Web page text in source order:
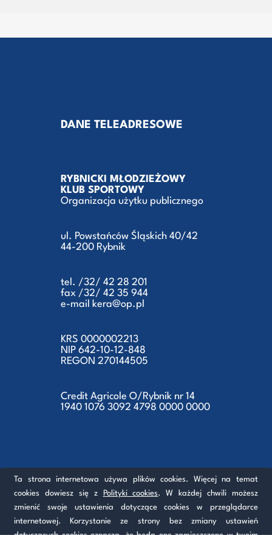
DANE TELEADRESOWE
RYBNICKI MŁODZIEŻOWY
KLUB SPORTOWY
Organizacja użytku publicznego
ul. Powstańców Śląskich 40/42
44-200 Rybnik
tel. /32/ 42 28 201
fax /32/ 42 35 944
e-mail kera@op.pl
KRS 0000002213
NIP 642-10-12-848
REGON 270144505
Credit Agricole O/Rybnik nr 14
1940 1076 3092 4798 0000 0000
Ta strona internetowa używa plików cookies. Więcej na temat
cookies dowiesz się z
Polityki cookies. W każdej chwili możesz
zmienić swoje ustawienia dotyczące cookies w przeglądarce
internetowej. Korzystanie ze strony bez zmiany ustawień